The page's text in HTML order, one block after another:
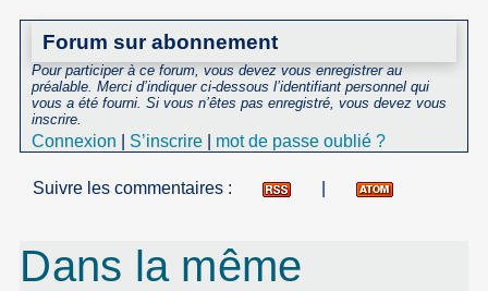
Forum sur abonnement
Pour participer à ce forum, vous devez vous enregistrer au
préalable. Merci d’indiquer ci-dessous l’identifiant personnel qui
vous a été fourni. Si vous n’êtes pas enregistré, vous devez vous
inscrire.
Connexion S’inscrire mot de passe oublié ?
Suivre les commentaires :
Dans la même